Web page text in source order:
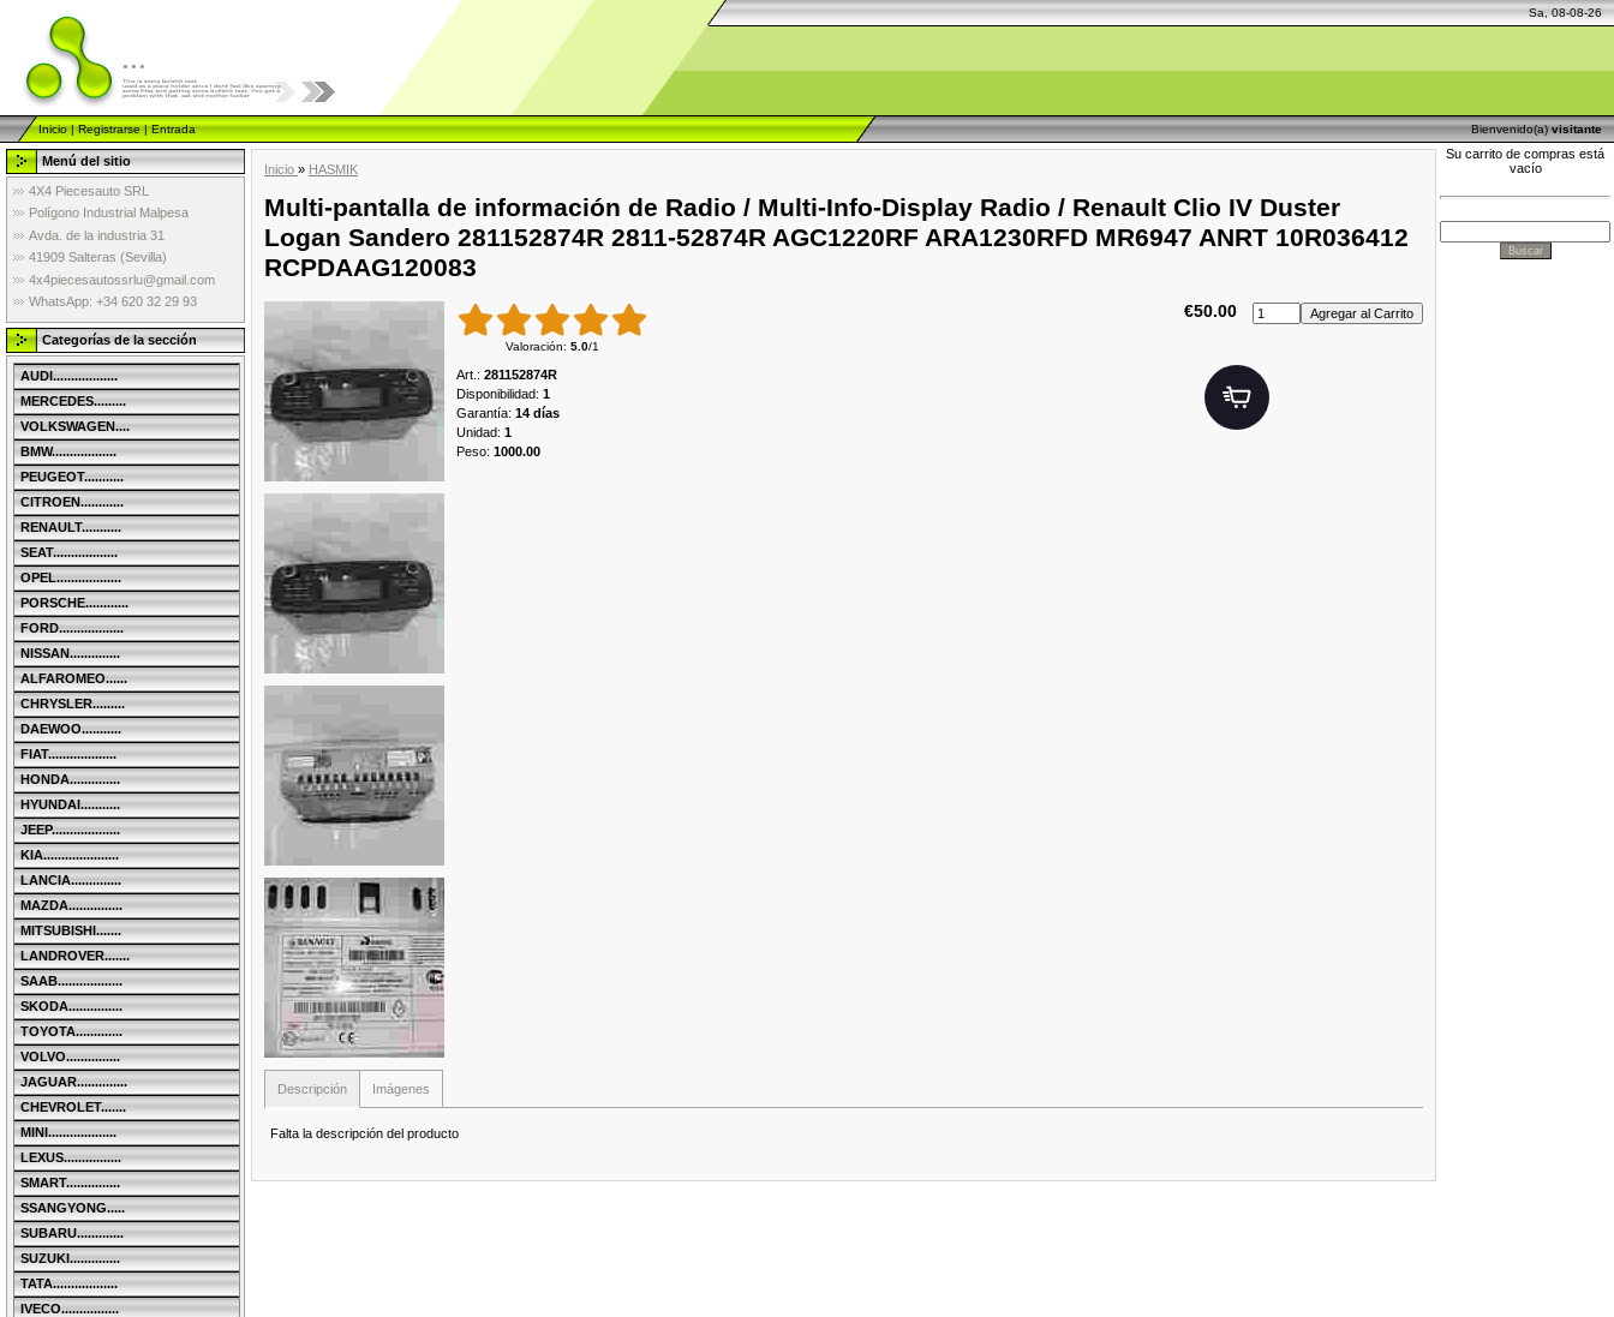
Sa, 08-08-26
...
Inicio|Registrarse|Entrada Bienvenido(a) visitante
Menú del sitio
4X4 Piecesauto SRL
Polígono Industrial Malpesa
Avda. de la industria 31
41909 Salteras (Sevilla)
4x4piecesautossrlu@gmail.com
WhatsApp: +34 620 32 29 93
Categorías de la sección
AUDI..................
MERCEDES.........
VOLKSWAGEN....
BMW..................
PEUGEOT...........
CITROEN............
RENAULT...........
SEAT..................
OPEL..................
PORSCHE............
FORD..................
NISSAN..............
ALFAROMEO......
CHRYSLER.........
DAEWOO...........
FIAT...................
HONDA..............
HYUNDAI...........
JEEP...................
KIA.....................
LANCIA..............
MAZDA...............
MITSUBISHI.......
LANDROVER.......
SAAB..................
SKODA...............
TOYOTA.............
VOLVO...............
JAGUAR..............
CHEVROLET.......
MINI...................
LEXUS................
SMART...............
SSANGYONG.....
SUBARU.............
SUZUKI..............
TATA..................
IVECO................
Inicio » HASMIK
Multi-pantalla de información de Radio / Multi-Info-Display Radio / Renault Clio IV Duster
Logan Sandero 281152874R 2811-52874R AGC1220RF ARA1230RFD MR6947 ANRT 10R036412
RCPDAAG120083
Valoración: 5.0/1
€50.00
Art. : 281152874R
Disponibilidad: 1
Garantía: 14 días
Unidad: 1
Peso: 1000.00
Descripción Imágenes
Falta la descripción del producto
Su carrito de compras está
vacío